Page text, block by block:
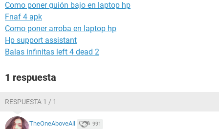
Como poner guión bajo en laptop hp
Fnaf 4 apk
Como poner arroba en laptop hp
Hp support assistant
Balas infinitas left 4 dead 2
1 respuesta
RESPUESTA 1 / 1
TheOneAboveAll 991